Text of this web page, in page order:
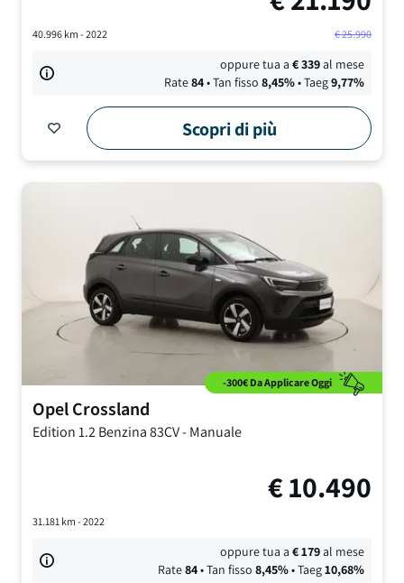
40.996km - 2022 €25.990
oppure tua a€339al mese
Rate84• Tan fisso 8,45%• Taeg9,77%
Scopri di più
-300€ Da Applicare Oggi
OpelCrossland
Edition1.2 Benzina 83CV-Manuale
€10.490
31.181 km - 2022
oppure tua a€179al mese
Rate84• Tan fisso 8,45%• Taeg10,68%